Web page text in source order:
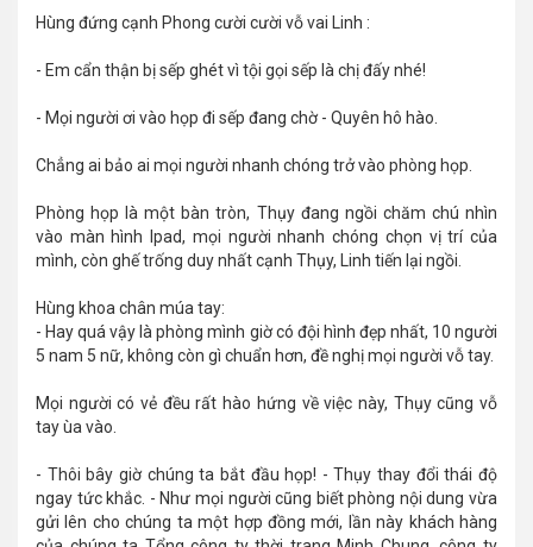
Hùng đứng cạnh Phong cười cười vỗ vai Linh :
- Em cẩn thận bị sếp ghét vì tội gọi sếp là chị đấy nhé!
- Mọi người ơi vào họp đi sếp đang chờ - Quyên hô hào.
Chẳng ai bảo ai mọi người nhanh chóng trở vào phòng họp.
Phòng họp là một bàn tròn, Thụy đang ngồi chăm chú nhìn
vào màn hình Ipad, mọi người nhanh chóng chọn vị trí của
mình, còn ghế trống duy nhất cạnh Thụy, Linh tiến lại ngồi.
Hùng khoa chân múa tay:
- Hay quá vậy là phòng mình giờ có đội hình đẹp nhất, 10 người
5 nam 5 nữ, không còn gì chuẩn hơn, đề nghị mọi người vỗ tay.
Mọi người có vẻ đều rất hào hứng về việc này, Thụy cũng vỗ
tay ùa vào.
- Thôi bây giờ chúng ta bắt đầu họp! - Thụy thay đổi thái độ
ngay tức khắc. - Như mọi người cũng biết phòng nội dung vừa
gửi lên cho chúng ta một hợp đồng mới, lần này khách hàng